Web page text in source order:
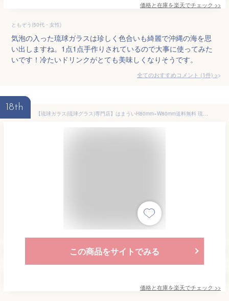
価格と在庫を楽天でチェック >>
ともぞう(50代・女性)
気泡の入った琉球ガラスは珍しく色合いも綺麗で沖縄の海を思
い出しますね。1点1点手作りされているので大事に使ってみた
いです！冷たいドリンクがとても美味しくなりそうです。
全てのおすすめコメント (1件) >
18th
【琉球ガラス(琉球グラス)専門店】はまういH80mm×W80mm送料無料 琉球グラス 還暦祝い グラス コップ 沖縄グラス ロックグラス ガラス おしゃれ 海風工房
この商品をサイトでみる
価格と在庫を楽天でチェック >>